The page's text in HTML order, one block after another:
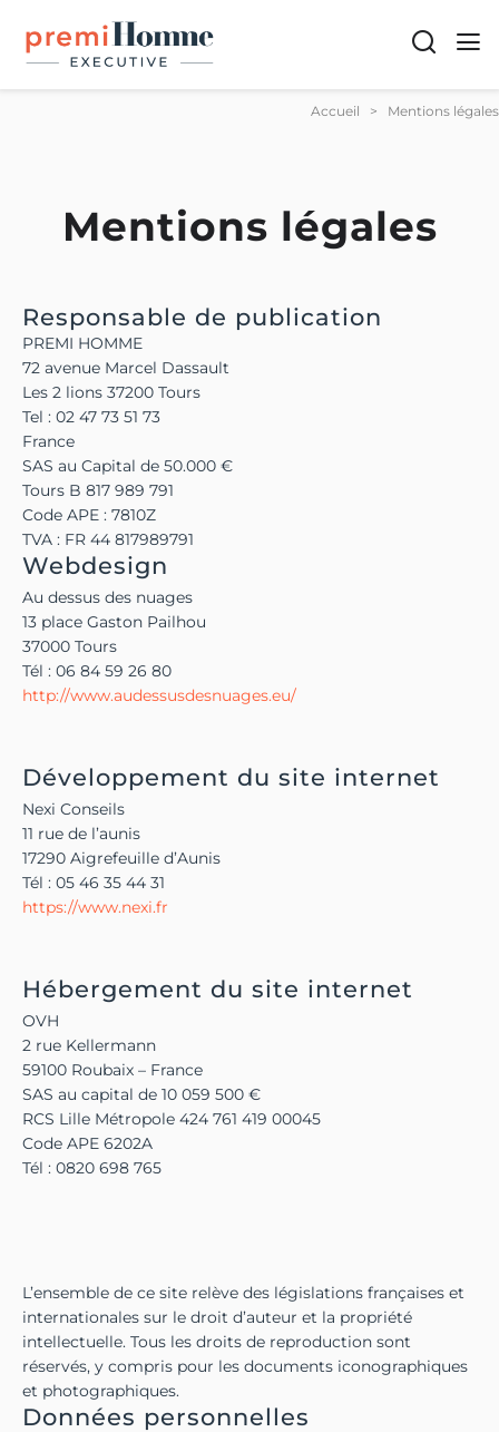
Accueil > Mentions légales
Mentions légales
Responsable de publication
PREMI HOMME
72 avenue Marcel Dassault
Les 2 lions 37200 Tours
Tel : 02 47 73 51 73
France
SAS au Capital de 50.000 €
Tours B 817 989 791
Code APE : 7810Z
TVA : FR 44 817989791
Webdesign
Au dessus des nuages
13 place Gaston Pailhou
37000 Tours
Tél : 06 84 59 26 80
http://www.audessusdesnuages.eu/
Développement du site internet
Nexi Conseils
11 rue de l’aunis
17290 Aigrefeuille d’Aunis
Tél : 05 46 35 44 31
https://www.nexi.fr
Hébergement du site internet
OVH
2 rue Kellermann
59100 Roubaix – France
SAS au capital de 10 059 500 €
RCS Lille Métropole 424 761 419 00045
Code APE 6202A
Tél : 0820 698 765
L’ensemble de ce site relève des législations françaises et
internationales sur le droit d’auteur et la propriété
intellectuelle. Tous les droits de reproduction sont
réservés, y compris pour les documents iconographiques
et photographiques.
Données personnelles